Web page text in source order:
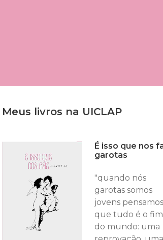
Meus livros na UICLAP
É isso que nos
garotas
"quando nós
garotas somos
jovens pensamos
que tudo é o fim
do mundo: uma